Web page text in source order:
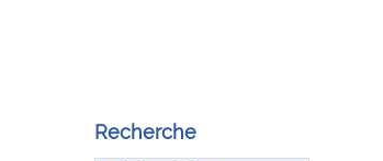
Recherche